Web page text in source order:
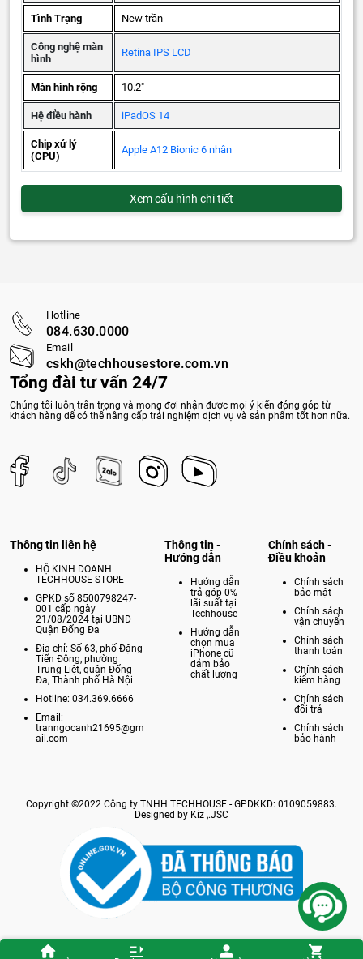
Tình Trạng New trần
Công nghệ màn
hình
Retina IPS LCD
Màn hình rộng 10.2"
Hệ điều hành iPadOS 14
Chip xử lý
(CPU)
Apple A12 Bionic 6 nhân
Xem cấu hình chi tiết
Tổng đài tư vấn 24/7
Chúng tôi luôn trân trọng và mong đợi nhận được mọi ý kiến đóng góp từ
khách hàng để có thể nâng cấp trải nghiệm dịch vụ và sản phẩm tốt hơn nữa.
Hotline
084.630.0000
Email
cskh@techhousestore.com.vn
Thông tin liên hệ
HỘ KINH DOANH
TECHHOUSE STORE
GPKD số 8500798247-
001 cấp ngày
21/08/2024 tại UBND
Quận Đống Đa
Địa chỉ: Số 63, phố Đặng
Tiến Đông, phường
Trung Liệt, quận Đống
Đa, Thành phố Hà Nội
Hotline: 034.369.6666
Email:
tranngocanh21695@gm
ail.com
Thông tin -
Hướng dẫn
Hướng dẫn
trả góp 0%
lãi suất tại
Techhouse
Hướng dẫn
chọn mua
iPhone cũ
đảm bảo
chất lượng
Chính sách -
Điều khoản
Chính sách
bảo mật
Chính sách
vận chuyển
Chính sách
thanh toán
Chính sách
kiểm hàng
Chính sách
đổi trả
Chính sách
bảo hành
Copyright ©2022 Công ty TNHH TECHHOUSE - GPDKKD: 0109059883.
Designed by Kiz ,.JSC